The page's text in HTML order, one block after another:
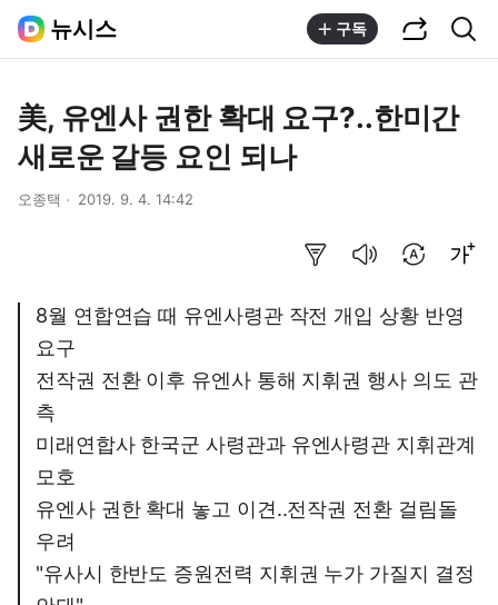
뉴시스 구독
美, 유엔사 권한 확대 요구?..한미간
새로운 갈등 요인 되나
오종택 2019. 9. 4. 14:42
8월 연합연습 때 유엔사령관 작전 개입 상황 반영
요구
전작권 전환 이후 유엔사 통해 지휘권 행사 의도 관
측
미래연합사 한국군 사령관과 유엔사령관 지휘관계
모호
유엔사 권한 확대 놓고 이견..전작권 전환 걸림돌
우려
"유사시 한반도 증원전력 지휘권 누가 가질지 결정